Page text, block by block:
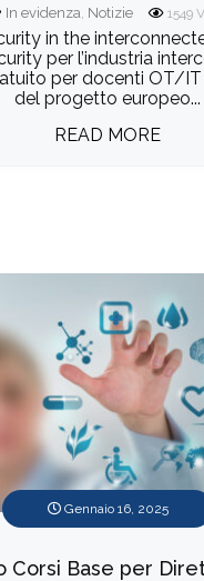
In evidenza Notizie 1549
in the
per l’industria
per docenti OT/IT
del progetto europeo...
READ MORE
Gennaio 16, 2025
Corsi Base per